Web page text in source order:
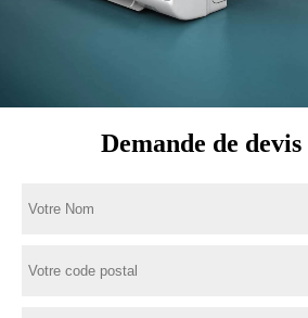
Demande de